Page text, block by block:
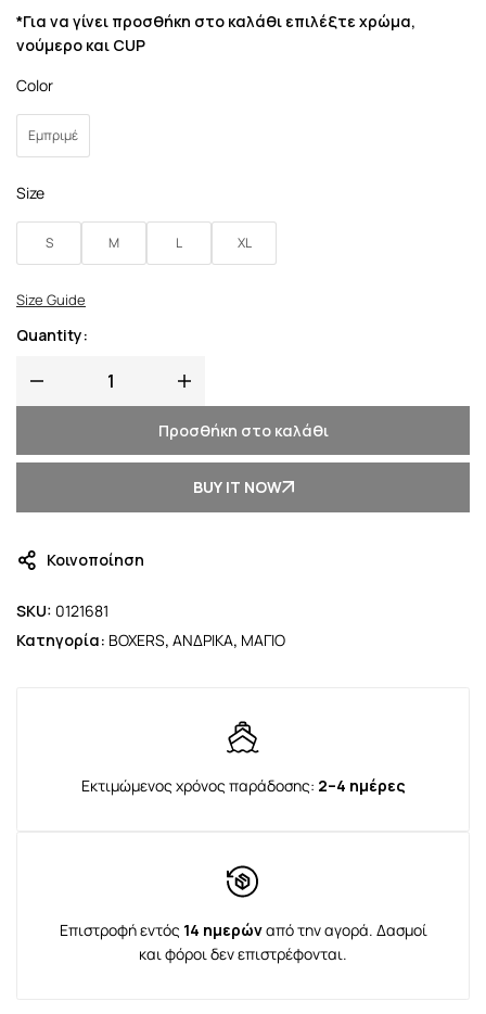
*Για να γίνει προσθήκη στο καλάθι επιλέξτε χρώμα,
νούμερο και CUP
Color
Εμπριμέ
Size
S M L XL
Size Guide
Quantity:
Προσθήκη στο καλάθι
BUY IT NOW
Κοινοποίηση
SKU: 0121681
Κατηγορία: BOXERS, ΑΝΔΡΙΚΑ, ΜΑΓΙΟ
Εκτιμώμενος χρόνος παράδοσης: 2–4 ημέρες
Επιστροφή εντός 14 ημερώναπό την αγορά. Δασμοί
και φόροι δεν επιστρέφονται.